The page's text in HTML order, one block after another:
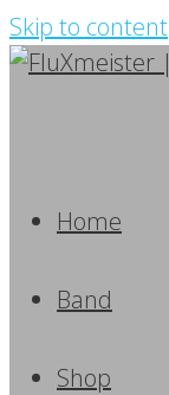
Skip to content
Home
Band
Shop